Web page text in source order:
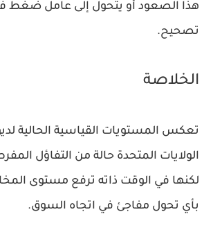
هذا الصعود أو يتحول إلى عامل ضغط
تصحيح.
الخلاصة
تعكس المستويات القياسية الحالية
الولايات المتحدة حالة من التفاؤل
لكنها في الوقت ذاته ترفع مستوى
بأي تحول مفاجئ في اتجاه السوق.